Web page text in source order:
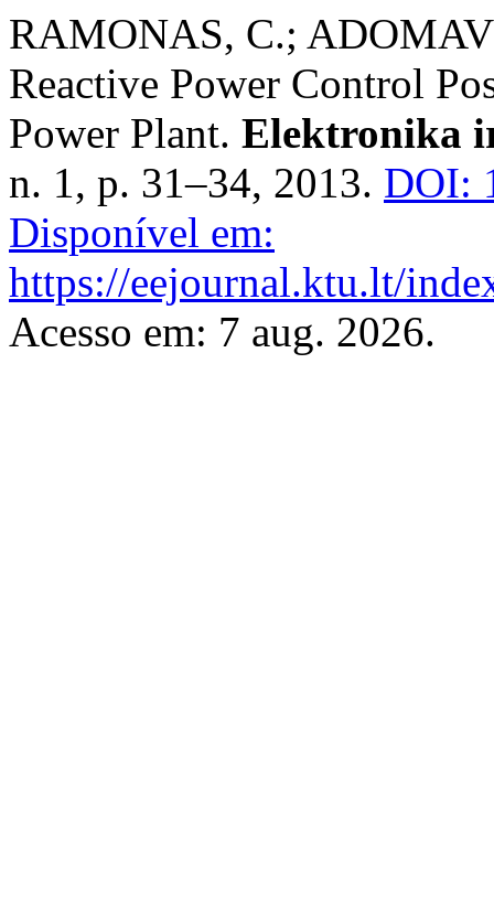
RAMONAS, C.;
Reactive Power Control
Power Plant. Elektronika
n. 1, p. 31–34, 2013. DOI:
Disponível em:
https://eejournal.ktu.lt/
Acesso em: 7 aug. 2026.